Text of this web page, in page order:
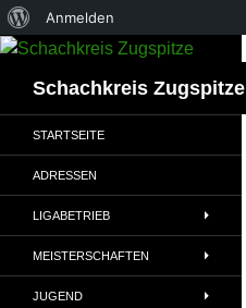
Über
WordPress
Anmelden
Zum
springenSchachkreis Zugspitze
STARTSEITE
ADRESSEN
LIGABETRIEB
MEISTERSCHAFTEN
JUGEND